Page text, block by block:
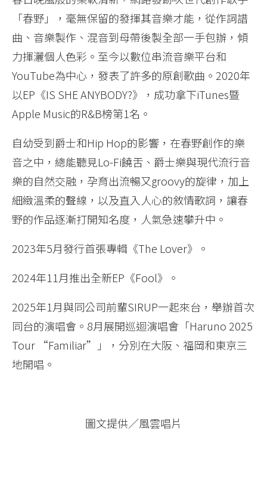
「春野」，毫無保留的發揮其音樂才能，從作詞譜
曲、音樂製作、混音到母帶後製全部一手包辦，傾
力揮灑個人色彩。至今以數位串流音樂平台和
YouTube為中心，發表了許多的原創歌曲。2020年
以EP《IS SHE ANYBODY?》，成功拿下iTunes暨
Apple Music的R&B榜第1名。
自幼受到爵士和Hip Hop的影響，在春野創作的樂
音之中，總能聽見Lo-Fi饒舌、爵士樂與現代流行音
樂的自然交融，孕育出流暢又groovy的旋律，加上
細緻溫柔的聲線，以及直入人心的敘情歌詞，讓春
野的作品逐漸打開知名度，人氣急速攀升中。
2023年5月發行首張專輯《The Lover》。
2024年11月推出全新EP《Fool》。
2025年1月與同公司前輩SIRUP一起來台，舉辦首次
同台的演唱會。8月展開巡迴演唱會「Haruno 2025
Tour “Familiar”」，分別在大阪、福岡和東京三
地開唱。
圖文提供／風雲唱片